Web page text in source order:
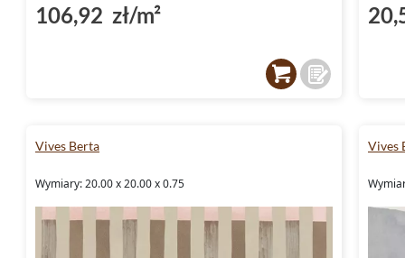
106,92 zł/m²
Vives Berta
Wymiary: 20.00 x 20.00 x 0.75
Vives